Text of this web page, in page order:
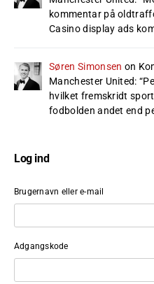
kommentar på
Casino display ads
Søren Simonsen on
Manchester United: “
hvilket fremskridt
fodbolden andet end
Log ind
Brugernavn eller e-mail
Adgangskode